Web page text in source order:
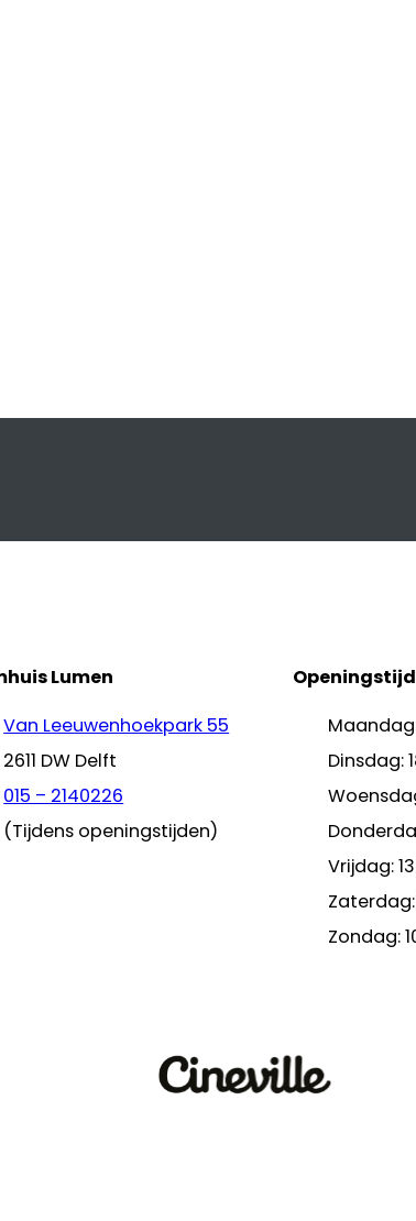
Lumen
Van Leeuwenhoekpark 55
2611 DW Delft
015 – 2140226
(Tijdens openingstijden)
Dinsdag:
Vrijdag:
Zaterdag:
Zondag: